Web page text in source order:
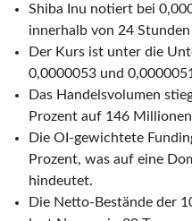
Shiba Inu notiert bei
innerhalb von 24
Der Kurs ist unter die
0,0000053 und
Das Handelsvolumen
Prozent auf 146
Die OI-gewichtete
Prozent, was auf eine
hindeutet.
Die Netto-Bestände der